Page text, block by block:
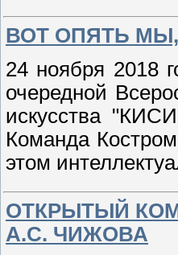
ВОТ ОПЯТЬ
24 ноября 2018
очередной
искусства
Команда
этом
ОТКРЫТЫЙ
А.С. ЧИЖОВА